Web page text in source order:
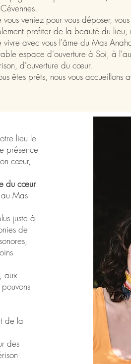
vous veniez pour vous déposer,
profiter de la beauté du lieu,
vivre avec vous l'âme du Mas
espace d'ouverture à Soi, à
d'ouverture du cœur.
êtes prêts, nous vous accueillons
lieu le
présence
cœur,
du cœur
Mas
juste à
de
aux
de la
des